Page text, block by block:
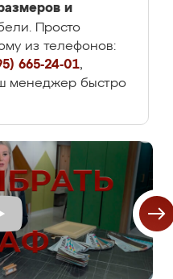
и
Просто
из телефонов:
665-24-01,
менеджер быстро